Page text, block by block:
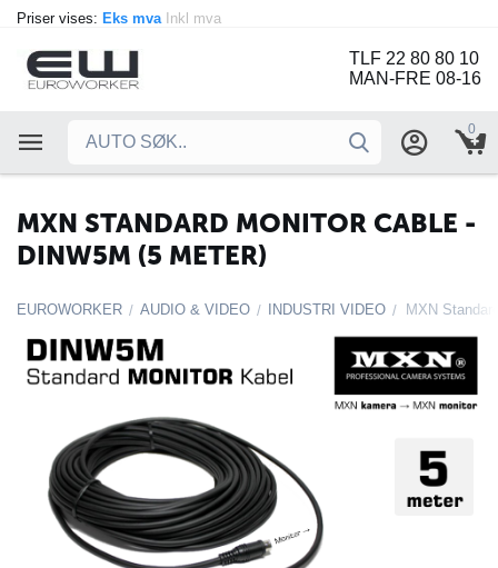
Priser vises: Eks mva Inkl mva
TLF 22 80 80 10
MAN-FRE 08-16
0
MXN STANDARD MONITOR CABLE -
DINW5M (5 METER)
EUROWORKER / AUDIO & VIDEO / INDUSTRI VIDEO / MXN